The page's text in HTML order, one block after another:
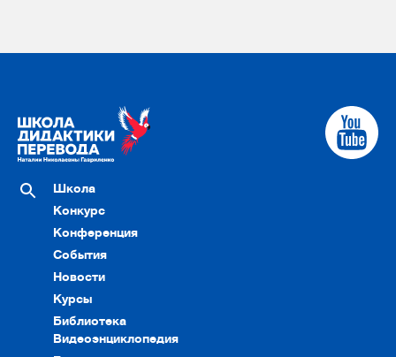
Школа
Конкурс
Конференция
События
Новости
Курсы
Библиотека
Видеоэнциклопедия